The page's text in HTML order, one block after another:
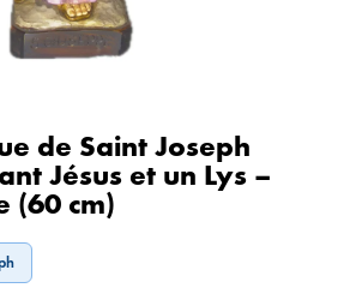
de Saint Joseph
Jésus et un Lys –
(60 cm)